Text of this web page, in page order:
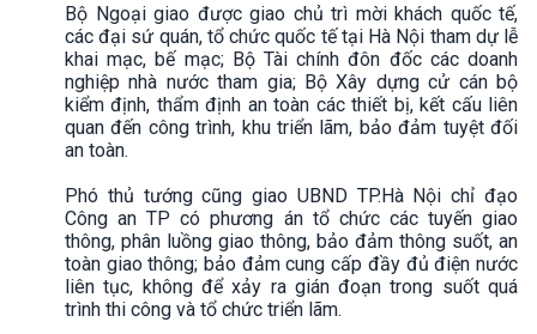
Bộ Ngoại giao được giao chủ trì mời khách quốc tế,
các đại sứ quán, tổ chức quốc tế tại Hà Nội tham dự lễ
khai mạc, bế mạc; Bộ Tài chính đôn đốc các doanh
nghiệp nhà nước tham gia; Bộ Xây dựng cử cán bộ
kiểm định, thẩm định an toàn các thiết bị, kết cấu liên
quan đến công trình, khu triển lãm, bảo đảm tuyệt đối
an toàn.
Phó thủ tướng cũng giao UBND TP.Hà Nội chỉ đạo
Công an TP có phương án tổ chức các tuyến giao
thông, phân luồng giao thông, bảo đảm thông suốt, an
toàn giao thông; bảo đảm cung cấp đầy đủ điện nước
liên tục, không để xảy ra gián đoạn trong suốt quá
trình thi công và tổ chức triển lãm.